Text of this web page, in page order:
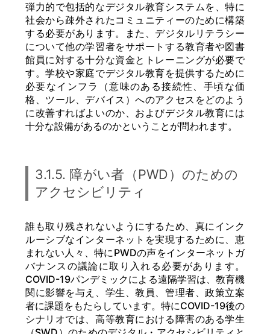
弾力的で包括的なデジタル教育システムを、特に
社会から疎外されたコミュニティーのために構築
する必要があります。また、デジタルリテラシー
について他の学習者をサポートする教育者や図書
館員に対する十分な資金とトレーニングが必要で
す。学校や家庭でデジタル教育を提供するために
必要なインフラ（意味のある接続性、手頃な価
格、ツール、デバイス）へのアクセスをどのよう
に改善すればよいのか、およびデジタル教育には
十分な設備があるのかということが問われます。
3.1.5. 障がい者（PWD）のための
アクセシビリティ
誰も取り残されないようにするため、真にインク
ルーシブなインターネットを実現するために、恵
まれない人々、特にPWDの声をインターネットガ
バナンスの議論に取り入れる必要があります。
COVID-19パンデミックによる遠隔学習は、教育機
関に影響を与え、学生、教員、管理者、政策立案
者に課題をもたらしています。特にCOVID-19後の
シナリオでは、高等教育における障害のある学生